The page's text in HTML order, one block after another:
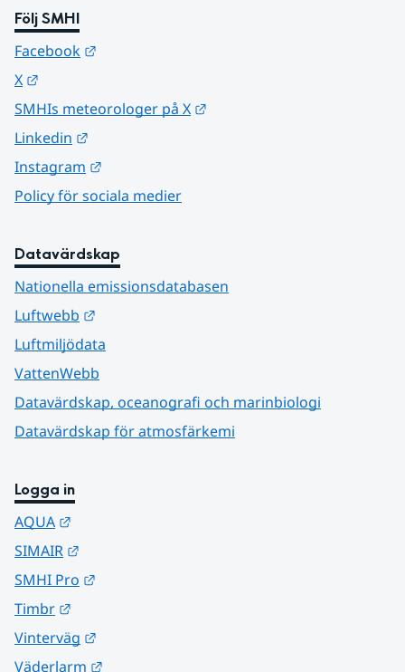
Följ SMHI
Facebook
X
SMHIs meteorologer på X
Linkedin
Instagram
Policy för sociala medier
Datavärdskap
Nationella emissionsdatabasen
Luftwebb
Luftmiljödata
VattenWebb
Datavärdskap, oceanografi och marinbiologi
Datavärdskap för atmosfärkemi
Logga in
AQUA
SIMAIR
SMHI Pro
Timbr
Vinterväg
Väderlarm